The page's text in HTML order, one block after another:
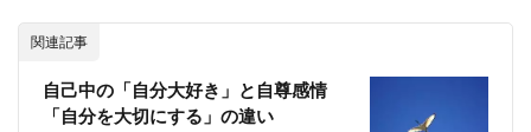
関連記事
自己中の「自分大好き」と自尊感情
「自分を大切にする」の違い